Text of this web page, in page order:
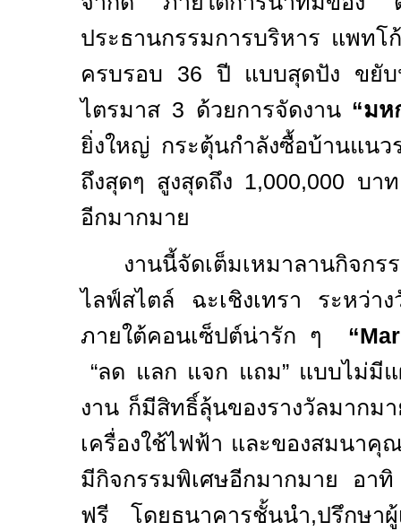
ประธานกรรมการบริหาร แพทโ
ครบรอบ 36 ปี แบบสุดปัง
ไตรมาส 3 ด้วยการจัดงาน “มห
ยิ่งใหญ่ กระตุ้นกำลังซื้อบ้านแนว
ถึงสุดๆ สูงสุดถึง 1,000,000 บา
อีกมากมาย
งานนี้จัดเต็มเหมาลานกิจก
ไลฟ์สไตล์ ฉะเชิงเทรา ระหว่
ภายใต้คอนเซ็ปต์น่ารัก ๆ “
“ลด แลก แจก แถม” แบบไม่มีแ
งาน ก็มีสิทธิ์ลุ้นของรางวัลมากม
เครื่องใช้ไฟฟ้า และของสมนาคุ
มีกิจกรรมพิเศษอีกมากมาย อา
ฟรี โดยธนาคารชั้นนำ,ปรึกษา